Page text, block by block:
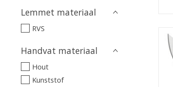
Lemmet materiaal
RVS
Handvat materiaal
Hout
Kunststof